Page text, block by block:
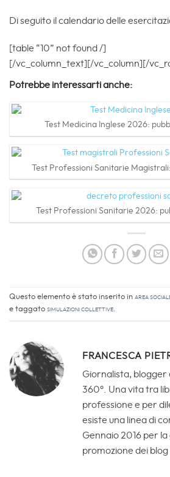
Di seguito il calendario delle
[table “10” not found /]
[/vc_column_text][/vc_column][/
Potrebbe interessarti anche:
Test Medicina Inglese 2026:
Test Professioni Sanitarie
Test Professioni Sanitarie 2026:
Questo elemento è stato inserito in Area
e taggato simulazioni collettive.
FRANCESCA
Giornalista, blogger
360°. Una vita tra
professione e per
esiste una linea di
Gennaio 2016 per
promozione dei blog